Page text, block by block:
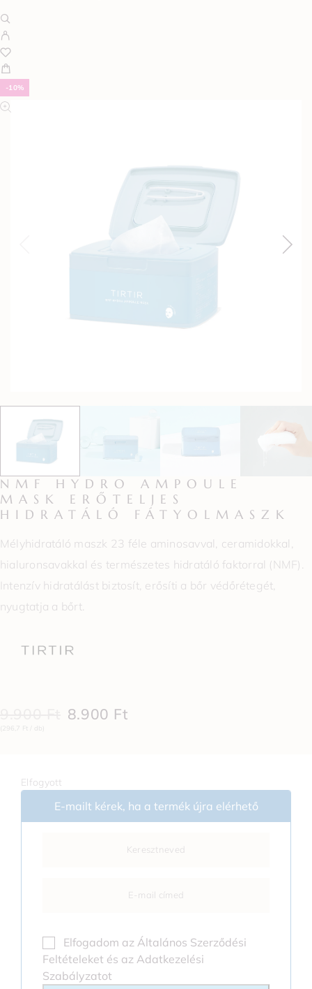
-10%
NMF HYDRO AMPOULE
MASK ERŐTELJES
HIDRATÁLÓ FÁTYOLMASZK
Mélyhidratáló maszk 23 féle aminosavval, ceramidokkal,
hialuronsavakkal és természetes hidratáló faktorral (NMF).
Intenzív hidratálást biztosít, erősíti a bőr védőrétegét,
nyugtatja a bőrt.
8.900 Ft
(296,7 Ft / db)
Elfogyott
E-mailt kérek, ha a termék újra elérhető
Elfogadom az Általános Szerződési
Feltételeket és az Adatkezelési
Szabályzatot